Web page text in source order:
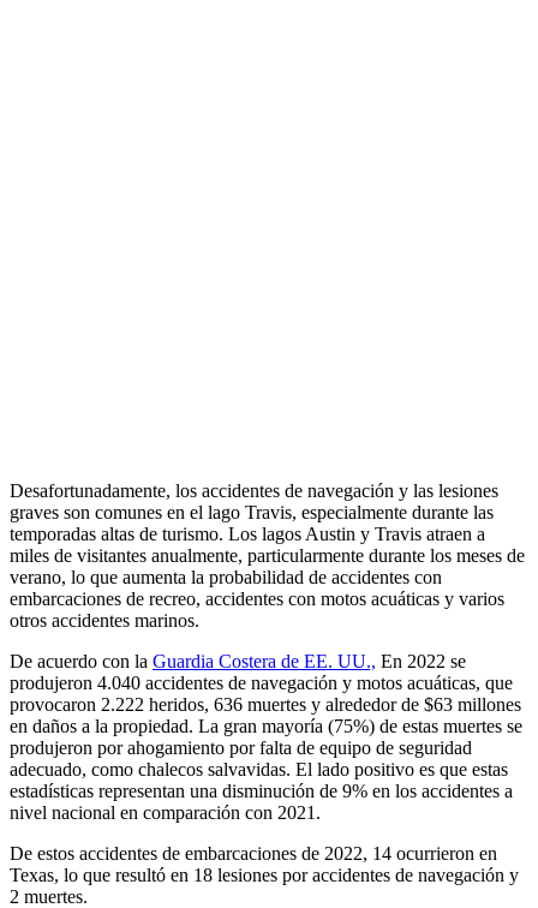
Desafortunadamente, los accidentes de navegación y las lesiones
graves son comunes en el lago Travis, especialmente durante las
temporadas altas de turismo. Los lagos Austin y Travis atraen a
miles de visitantes anualmente, particularmente durante los meses de
verano, lo que aumenta la probabilidad de accidentes con
embarcaciones de recreo, accidentes con motos acuáticas y varios
otros accidentes marinos.
De acuerdo con la Guardia Costera de EE. UU., En 2022 se
produjeron 4.040 accidentes de navegación y motos acuáticas, que
provocaron 2.222 heridos, 636 muertes y alrededor de $63 millones
en daños a la propiedad. La gran mayoría (75%) de estas muertes se
produjeron por ahogamiento por falta de equipo de seguridad
adecuado, como chalecos salvavidas. El lado positivo es que estas
estadísticas representan una disminución de 9% en los accidentes a
nivel nacional en comparación con 2021.
De estos accidentes de embarcaciones de 2022, 14 ocurrieron en
Texas, lo que resultó en 18 lesiones por accidentes de navegación y
2 muertes.